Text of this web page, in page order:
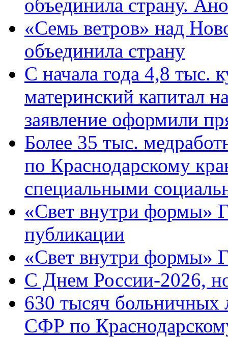
объединила страну.
«Семь ветров» над
объединила страну
С начала года 4,8 тыс.
материнский капитал
заявление оформили
Более 35 тыс.
по Краснодарскому
специальными
«Свет внутри формы»
публикации
«Свет внутри формы»
C Днем России-2026,
630 тысяч больничных
СФР по